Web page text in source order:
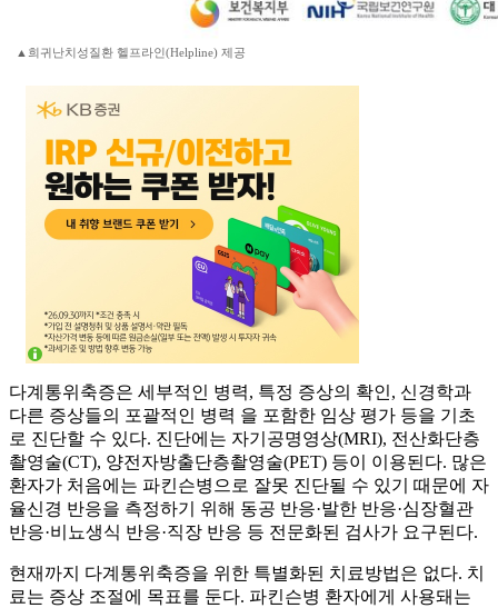
▲희귀난치성질환 헬프라인(Helpline) 제공
다계통위축증은 세부적인 병력, 특정 증상의 확인, 신경학과
다른 증상들의 포괄적인 병력 을 포함한 임상 평가 등을 기초
로 진단할 수 있다. 진단에는 자기공명영상(MRI), 전산화단층
촬영술(CT), 양전자방출단층촬영술(PET) 등이 이용된다. 많은
환자가 처음에는 파킨슨병으로 잘못 진단될 수 있기 때문에 자
율신경 반응을 측정하기 위해 동공 반응·발한 반응·심장혈관
반응·비뇨생식 반응·직장 반응 등 전문화된 검사가 요구된다.
현재까지 다계통위축증을 위한 특별화된 치료방법은 없다. 치
료는 증상 조절에 목표를 둔다. 파킨슨병 환자에게 사용돼는